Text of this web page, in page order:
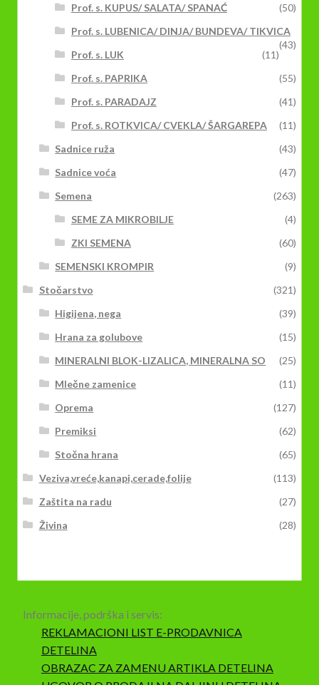
Prof. s. KUPUS/ SALATA/ SPANAĆ
(50)
Prof. s. LUBENICA/ DINJA/ BUNDEVA/ TIKVICA
(43)
Prof. s. LUK
(11)
Prof. s. PAPRIKA
(55)
Prof. s. PARADAJZ
(41)
Prof. s. ROTKVICA/ CVEKLA/ ŠARGAREPA
(11)
Sadnice ruža
(43)
Sadnice voća
(47)
Semena
(263)
SEME ZA MIKROBILJE
(4)
ZKI SEMENA
(60)
SEMENSKI KROMPIR
(9)
Stočarstvo
(321)
Higijena, nega
(39)
Hrana za golubove
(15)
MINERALNI BLOK-LIZALICA, MINERALNA SO
(25)
Mlečne zamenice
(11)
Oprema
(127)
Premiksi
(62)
Stočna hrana
(65)
Veziva,vreće,kanapi,cerade,folije
(113)
Zaštita na radu
(27)
Živina
(28)
Informacije, podrška i servis:
REKLAMACIONI LIST E-PRODAVNICA
DETELINA
OBRAZAC ZA ZAMENU ARTIKLA DETELINA